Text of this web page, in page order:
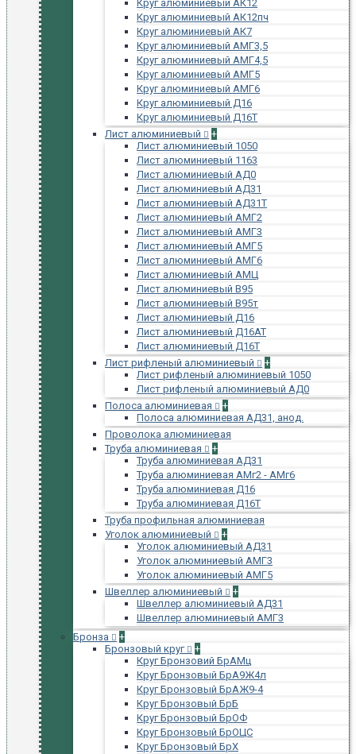
Круг алюминиевый АК12
Круг алюминиевый АК12пч
Круг алюминиевый АК7
Круг алюминиевый АМГ3,5
Круг алюминиевый АМГ4,5
Круг алюминиевый АМГ5
Круг алюминиевый АМГ6
Круг алюминиевый Д16
Круг алюминиевый Д16Т
Лист алюминиевый
+
Лист алюминиевый 1050
Лист алюминиевый 1163
Лист алюминиевый АД0
Лист алюминиевый АД31
Лист алюминиевый АД31Т
Лист алюминиевый АМГ2
Лист алюминиевый АМГ3
Лист алюминиевый АМГ5
Лист алюминиевый АМГ6
Лист алюминиевый АМЦ
Лист алюминиевый В95
Лист алюминиевый В95т
Лист алюминиевый Д16
Лист алюминиевый Д16АТ
Лист алюминиевый Д16Т
Лист рифленый алюминиевый
+
Лист рифленый алюминиевый 1050
Лист рифленый алюминиевый АД0
Полоса алюминиевая
+
Полоса алюминиевая АД31, анод.
Проволока алюминиевая
Труба алюминиевая
+
Труба алюминиевая АД31
Труба алюминиевая АМг2 - АМг6
Труба алюминиевая Д16
Труба алюминиевая Д16Т
Труба профильная алюминиевая
Уголок алюминиевый
+
Уголок алюминиевый АД31
Уголок алюминиевый АМГ3
Уголок алюминиевый АМГ5
Швеллер алюминиевый
+
Швеллер алюминиевый АД31
Швеллер алюминиевый АМГ3
Бронза
+
Бронзовый круг
+
Круг Бронзовий БрАМц
Круг Бронзовый БрА9Ж4л
Круг Бронзовый БрАЖ9-4
Круг Бронзовый БрБ
Круг Бронзовый БрОФ
Круг Бронзовый БрОЦС
Круг Бронзовый БрХ